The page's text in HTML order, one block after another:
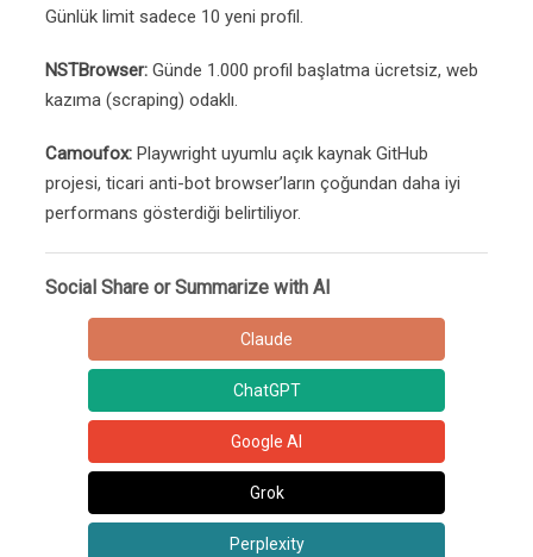
Günlük limit sadece 10 yeni profil.
NSTBrowser: Günde 1.000 profil başlatma ücretsiz, web
kazıma (scraping) odaklı.
Camoufox: Playwright uyumlu açık kaynak GitHub
projesi, ticari anti-bot browser’ların çoğundan daha iyi
performans gösterdiği belirtiliyor.
Social Share or Summarize with AI
Claude
ChatGPT
Google AI
Grok
Perplexity